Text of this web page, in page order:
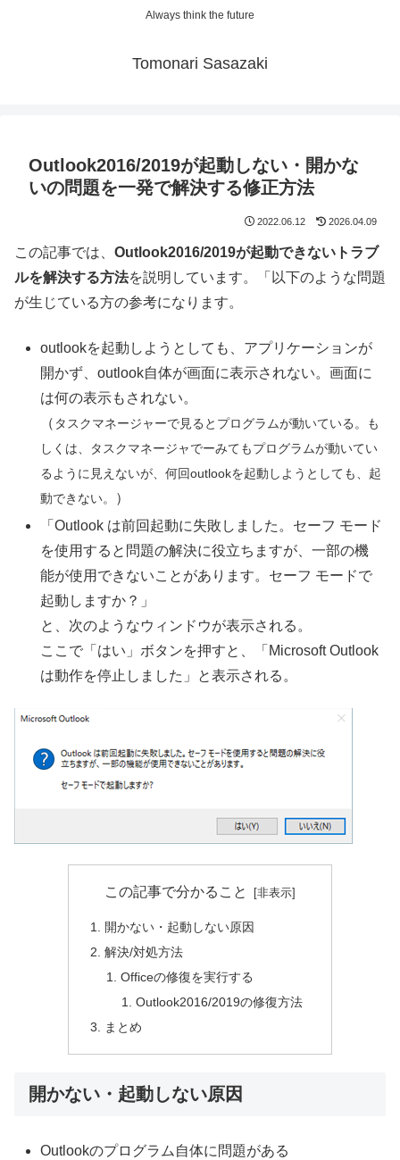
Always think the future
Tomonari Sasazaki
Outlook2016/2019が起動しない・開かな
いの問題を一発で解決する修正方法
2022.06.12 2026.04.09
この記事では、 Outlook2016/2019が起動できないトラブ
ルを解決する方法を説明しています。「以下のような問題
が生じている方の参考になります。
outlookを起動しようとしても、アプリケーションが
開かず、outlook自体が画面に表示されない。画面に
は何の表示もされない。
（ タスクマネージャーで見るとプログラムが動いている。も
しくは、タスクマネージャでーみてもプログラムが動いてい
るように見えないが、何回outlookを起動しようとしても、起
動できない。
）
「Outlook は前回起動に失敗しました。セーフ モード
を使用すると問題の解決に役立ちますが、一部の機
能が使用できないことがあります。セーフ モードで
起動しますか？」
と、次のようなウィンドウが表示される。
ここで「はい」ボタンを押すと、「Microsoft Outlook
は動作を停止しました」と表示される。
この記事で分かること
開かない・起動しない原因
解決/対処方法
Officeの修復を実行する
Outlook2016/2019の修復方法
まとめ
開かない・起動しない原因
Outlookのプログラム自体に問題がある